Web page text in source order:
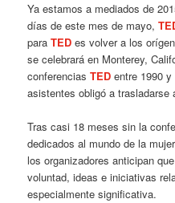
Ya estamos a mediados de
días de este mes de mayo,
paraTED es volver a los
se celebrará en Monterey,
conferenciasTED entre 1990
asistentes obligó a trasladarse
Tras casi 18 meses sin la
dedicados al mundo de la
los organizadores anticipan
voluntad, ideas e iniciativas
especialmente significativa.